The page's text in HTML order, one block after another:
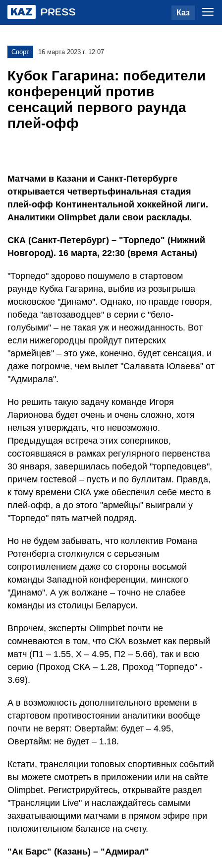
Каз
Спорт 16 марта 2023 г. 12:07
Кубок Гагарина: победители
конференций против
сенсаций первого раунда
плей-офф
Матчами в Казани и Санкт-Петербурге
открывается четвертьфинальная стадия
плей-офф Континентальной хоккейной лиги.
Аналитики Olimpbet дали свои расклады.
СКА (Санкт-Петербург) – "Торпедо" (Нижний
Новгород). 16 марта, 22:30 (время Астаны)
"Торпедо" здорово пошумело в стартовом
раунде Кубка Гагарина, выбив из розыгрыша
московское "Динамо". Однако, по правде говоря,
победа "автозаводцев" в серии с "бело-
голубыми" – не такая уж и неожиданность. Вот
если нижегородцы пройдут питерских
"армейцев" – это уже, конечно, будет сенсация, и
даже погромче, чем вылет "Салавата Юлаева" от
"Адмирала".
Но решить такую задачу команде Игоря
Ларионова будет очень и очень сложно, хотя
нельзя утверждать, что невозможно.
Предыдущая встреча этих соперников,
состоявшаяся в рамках регулярного первенства
30 января, завершилась победой "торпедовцев",
причем гостевой – пусть и по буллитам. Правда,
к тому времени СКА уже обеспечил себе место в
плей-офф, а до этого "армейцы" выиграли у
"Торпедо" пять матчей подряд.
Но не будем забывать, что коллектив Романа
Ротенберга столкнулся с серьезным
сопротивлением даже со стороны восьмой
команды Западной конференции, минского
"Динамо". А уж волжане – точно не слабее
команды из столицы Беларуси.
Впрочем, эксперты Olimpbet почти не
сомневаются в том, что СКА возьмет как первый
матч (П1 – 1.55, Х – 4.95, П2 – 5.66), так и всю
серию (Проход СКА – 1.28, Проход "Торпедо" -
3.69).
А в возможность дополнительного времени в
стартовом противостоянии аналитики вообще
почти не верят: Овертайм: будет – 4.95,
Овертайм: не будет – 1.18.
Кстати, трансляции топовых спортивных событий
вы можете смотреть в приложении или на сайте
Olimpbet. Регистрируйтесь, открывайте раздел
"Трансляции Live" и наслаждайтесь самыми
захватывающими матчами в прямом эфире при
положительном балансе на счету.
"Ак Барс" (Казань) – "Адмирал"